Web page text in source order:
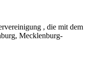
, die mit dem
Mecklenburg-